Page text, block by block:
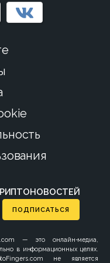
ПОДПИСАТЬСЯ
— это онлайн-медиа,
в информационных целях.
не является